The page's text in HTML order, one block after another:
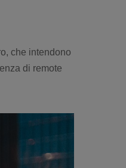
che intendono
di remote